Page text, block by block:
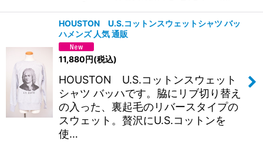
HOUSTON U.S.コットンスウェットシャツ バッ
ハメンズ 人気 通販
11,880円(税込)
HOUSTON U.S.コットンスウェット
シャツ バッハです。脇にリブ切り替え
の入った、裏起毛のリバースタイプの
スウェット。贅沢にU.S.コットンを
使…